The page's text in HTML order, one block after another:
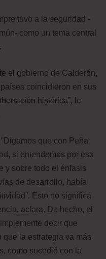
tuvo a la seguridad -
como un tema central
el gobierno de Calderón,
coincidieron en sus
histórica”, le
que con Peña
si entendemos por eso
y sobre todo el énfasis
de desarrollo, había
Esto no significa
aclara. De hecho, el
decir que
que la estrategia va más
como sucedió con la